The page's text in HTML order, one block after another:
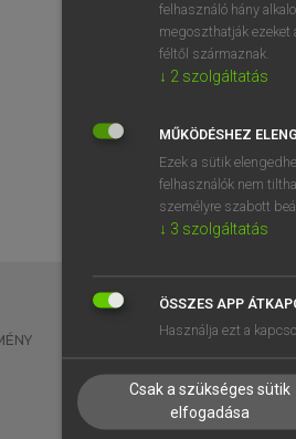
EGYÉNI FELHASZNÁLÓKNAK
TANULÓKNAK
VÁLLALATI MEGOLDÁSOK
felhasználó hány
megoszthatják
féltől származnak.
↓ 2 szolgáltatás
MŰKÖDÉSHEZ
Ezek a sütik
felhasználók nem
személyre szabott
↓ 3 szolgáltatás
ÖSSZES APP
Használja ezt a
Csak a szükséges sütik
elfogadása